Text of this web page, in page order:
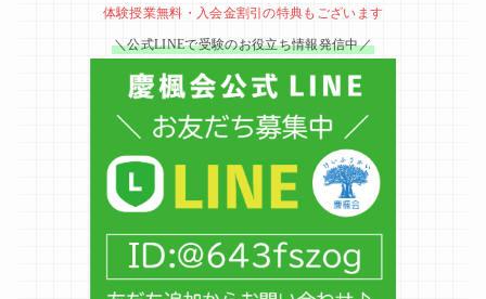
体験授業無料・入会金割引の特典もございます
＼公式LINEで受験のお役立ち情報発信中／